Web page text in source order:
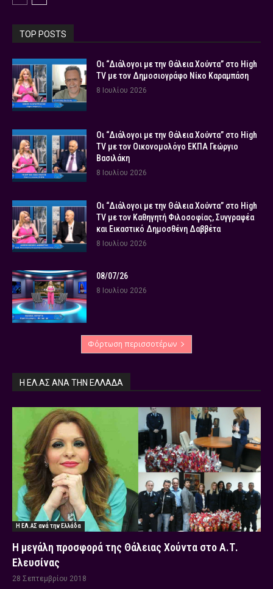
TOP POSTS
Οι “Διάλογοι με την Θάλεια Χούντα” στο High
TV με τον Δημοσιογράφο Νίκο Καραμπάση
8 Ιουλίου 2026
Οι “Διάλογοι με την Θάλεια Χούντα” στο High
TV με τον Οικονομολόγο ΕΚΠΑ Γεώργιο
Βασιλάκη
8 Ιουλίου 2026
Οι “Διάλογοι με την Θάλεια Χούντα” στο High
TV με τον Καθηγητή Φιλοσοφίας, Συγγραφέα
και Εικαστικό Δημοσθένη Δαββέτα
8 Ιουλίου 2026
08/07/26
8 Ιουλίου 2026
Φόρτωση περισσοτέρων
Η ΕΛ.ΑΣ ΑΝΆ ΤΗΝ ΕΛΛΆΔΑ
Η ΕΛ.ΑΣ ανά την Ελλάδα
Η μεγάλη προσφορά της Θάλειας Χούντα στο Α.Τ.
Ελευσίνας
28 Σεπτεμβρίου 2018